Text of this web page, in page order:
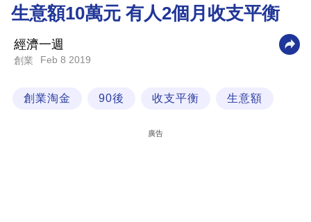
商
科
生意額10萬元 有人2個月收支平衡
經濟一週
創業 Feb 8 2019
創業淘金 90後 收支平衡 生意額
廣告